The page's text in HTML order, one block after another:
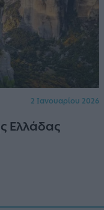
2 Ιανουαρίου 2026
Ελλάδας